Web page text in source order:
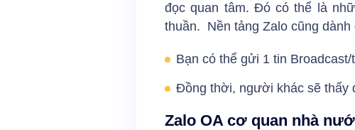
đọc quan tâm. Đó có thể là
thuần. Nền tảng Zalo cũng
Bạn có thể gửi 1 tin
Đồng thời, người khác sẽ thấy
Zalo OA cơ quan nhà